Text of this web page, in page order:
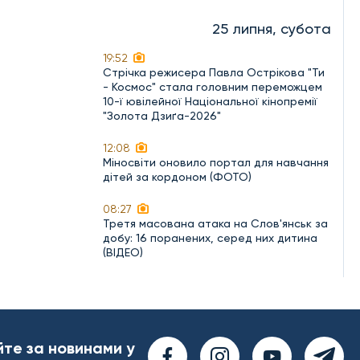
25 липня, субота
19:52
Стрічка режисера Павла Острікова "Ти
- Космос" стала головним переможцем
10-ї ювілейної Національної кінопремії
"Золота Дзиґа-2026"
12:08
Міносвіти оновило портал для навчання
дітей за кордоном (ФОТО)
08:27
Третя масована атака на Слов'янськ за
добу: 16 поранених, серед них дитина
(ВІДЕО)
за новинами у